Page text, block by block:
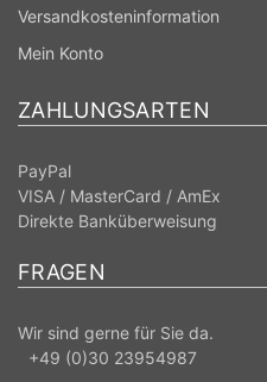
Versandkosteninformation
Mein Konto
ZAHLUNGSARTEN
PayPal
VISA / MasterCard / AmEx
Direkte Banküberweisung
FRAGEN
Wir sind gerne für Sie da.
+49 (0)30 23954987